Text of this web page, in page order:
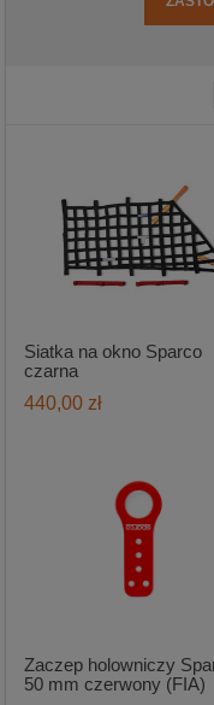
Siatka na okno Sparco
czarna
440,00 zł
Zaczep holowniczy
50 mm czerwony (FIA)